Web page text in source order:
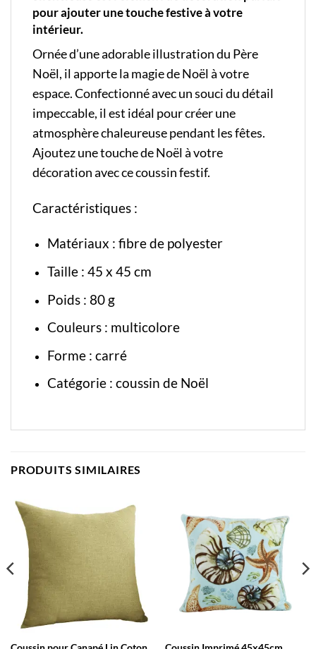
pour ajouter une touche festive à votre
intérieur.
Ornée d’une adorable illustration du Père
Noël, il apporte la magie de Noël à votre
espace. Confectionné avec un souci du détail
impeccable, il est idéal pour créer une
atmosphère chaleureuse pendant les fêtes.
Ajoutez une touche de Noël à votre
décoration avec ce coussin festif.
Caractéristiques :
Matériaux : fibre de polyester
Taille : 45 x 45 cm
Poids : 80 g
Couleurs : multicolore
Forme : carré
Catégorie : coussin de Noël
PRODUITS SIMILAIRES